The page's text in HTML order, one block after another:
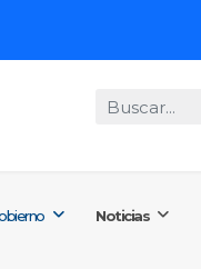
Buscar...
Noticias